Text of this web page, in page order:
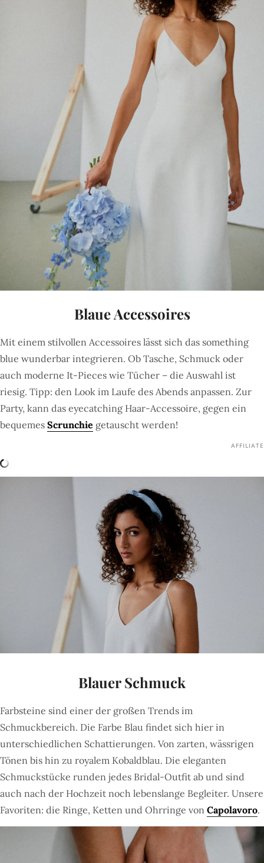
Blaue Accessoires
Mit einem stilvollen Accessoires lässt sich das something
blue wunderbar integrieren. Ob Tasche, Schmuck oder
auch moderne It-Pieces wie Tücher – die Auswahl ist
riesig. Tipp: den Look im Laufe des Abends anpassen. Zur
Party, kann das eyecatching Haar-Accessoire, gegen ein
bequemes Scrunchie getauscht werden!
AFFILIATE
Blauer Schmuck
Farbsteine sind einer der großen Trends im
Schmuckbereich. Die Farbe Blau findet sich hier in
unterschiedlichen Schattierungen. Von zarten, wässrigen
Tönen bis hin zu royalem Kobaldblau. Die eleganten
Schmuckstücke runden jedes Bridal-Outfit ab und sind
auch nach der Hochzeit noch lebenslange Begleiter. Unsere
Favoriten: die Ringe, Ketten und Ohrringe von Capolavoro.